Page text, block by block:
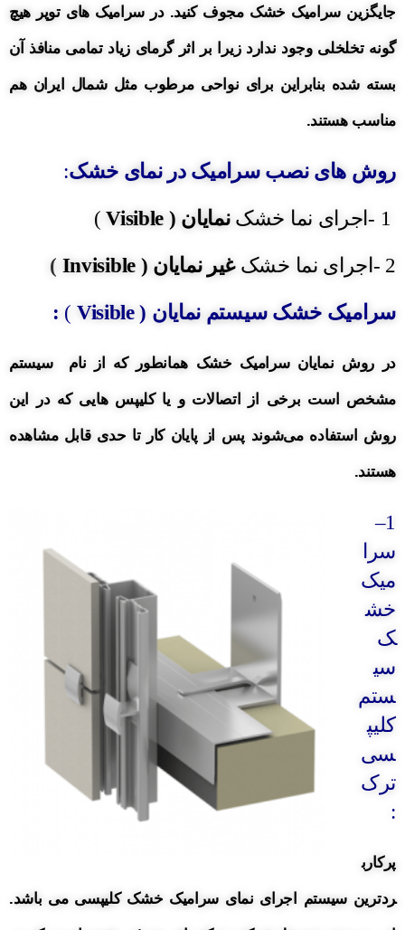
جایگزین سرامیک خشک مجوف کنید. در سرامیک های توپر هیچ
گونه تخلخلی وجود ندارد زیرا بر اثر گرمای زیاد تمامی منافذ آن
بسته شده بنابراین برای نواحی مرطوب مثل شمال ایران هم
مناسب هستند.
روش های نصب سرامیک در نمای خشک:
1 -اجرای نما خشک نمایان ( Visible
)
2 -اجرای نما خشک غیر نمایان (Invisible
)
سرامیک خشک سیستم نمایان (Visible
)
:
در روش نمایان سرامیک خشک همانطور که از نام سیستم
مشخص است برخی از اتصالات و یا کلیپس هایی که در این
روش استفاده می‌شوند پس از پایان کار تا حدی قابل مشاهده
هستند.
1
–
سرا
میک
خش
ک
سی
ستم
کلیپ
سی
ترک
:
پرکارب
ردترین سیستم اجرای نمای سرامیک خشک کلیپسی می باشد.